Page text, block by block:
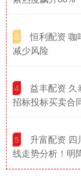
3
恒利配资 咖
减少风险
4
益丰配资 久
招标投标买卖合
5
升富配资 四
线走势分析！明